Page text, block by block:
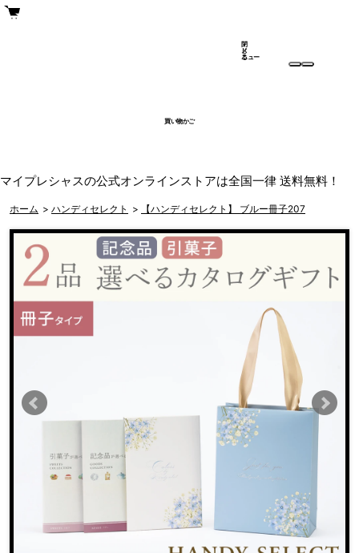
買い物かご
メ
ニュー
閉
じ
る
マイプレシャスの公式オンラインストアは全国一律 送料無料！
ホーム > ハンディセレクト > 【ハンディセレクト】 ブルー冊子207